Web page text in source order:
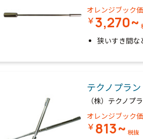
オレンジブック
￥3,270~
狭いすき間な
テクノプラ
（株）テクノプ
オレンジブック
￥ 813~ 税抜